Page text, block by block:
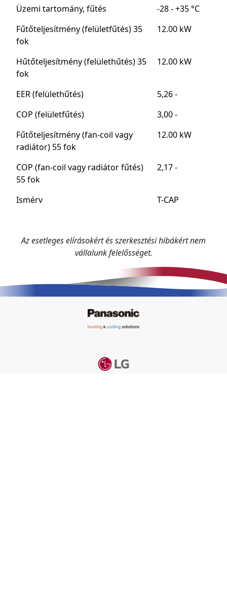
Üzemi tartomány, fűtés
-28 - +35 °C
Fűtőteljesítmény (felületfűtés) 35
fok
12.00 kW
Hűtőteljesítmény (felülethűtés) 35
fok
12.00 kW
EER (felülethűtés)
5,26 -
COP (felületfűtés)
3,00 -
Fűtőteljesítmény (fan-coil vagy
radiátor) 55 fok
12.00 kW
COP (fan-coil vagy radiátor fűtés)
55 fok
2,17 -
Ismérv T-CAP
Az esetleges elírásokért és szerkesztési hibákért nem
vállalunk felelősséget.